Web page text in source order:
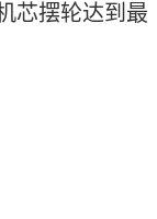
芯摆轮达到最